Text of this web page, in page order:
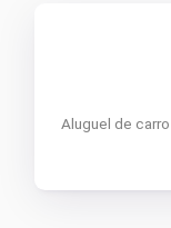
Aluguel de